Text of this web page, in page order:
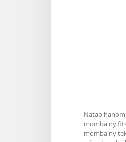
Natao
momba ny
momba ny